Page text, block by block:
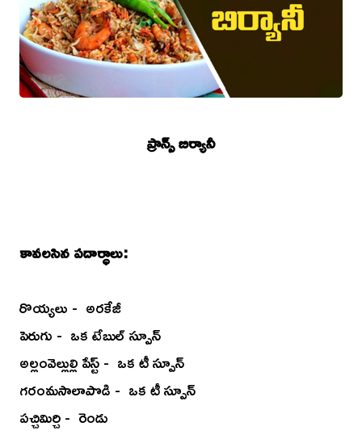
ప్రాన్స్ బిర్యానీ
కావలసిన పదార్ధాలు:
రొయ్యలు - అరకేజీ
పెరుగు - ఒక టేబుల్ స్పూన్
అల్లంవెల్లుల్లి పేస్ట్ - ఒక టీ స్పూన్
గరంమసాలాపొడి - ఒక టీ స్పూన్
పచ్చిమిర్చి - రెండు